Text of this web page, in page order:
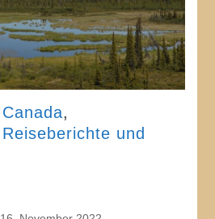
Canada,
Reiseberichte und